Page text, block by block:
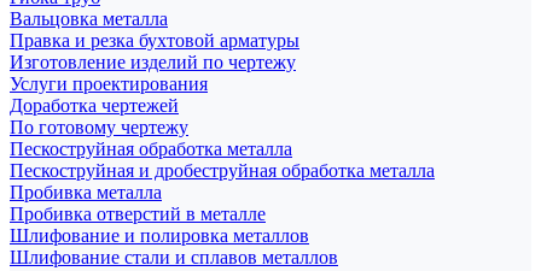
Вальцовка металла
Правка и резка бухтовой арматуры
Изготовление изделий по чертежу
Услуги проектирования
Доработка чертежей
По готовому чертежу
Пескоструйная обработка металла
Пескоструйная и дробеструйная обработка металла
Пробивка металла
Пробивка отверстий в металле
Шлифование и полировка металлов
Шлифование стали и сплавов металлов